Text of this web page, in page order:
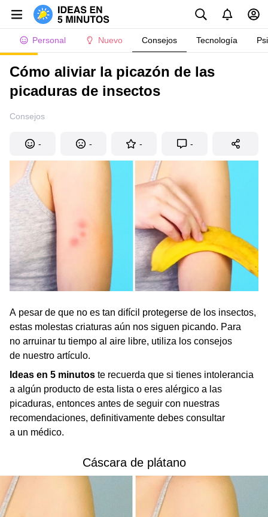
Personal Nuevo Consejos Tecnología
Cómo aliviar la picazón de las
picaduras de insectos
Consejos
- - - -
A pesar de que no es tan difícil protegerse de los insectos,
estas molestas criaturas aún nos siguen picando. Para
no arruinar tu tiempo al aire libre, utiliza los consejos
de nuestro artículo.
Ideas en 5 minutos te recuerda que si tienes intolerancia
a algún producto de esta lista o eres alérgico a las
picaduras, entonces antes de seguir con nuestras
recomendaciones, definitivamente debes consultar
a un médico.
Cáscara de plátano